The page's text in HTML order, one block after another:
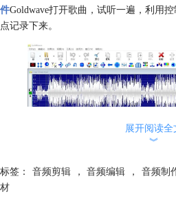
件Goldwave打开歌曲，试听一遍，利用
点记录下来。
展开阅读全
︾
标签： 音频剪辑 ， 音频编辑 ， 音频制
材